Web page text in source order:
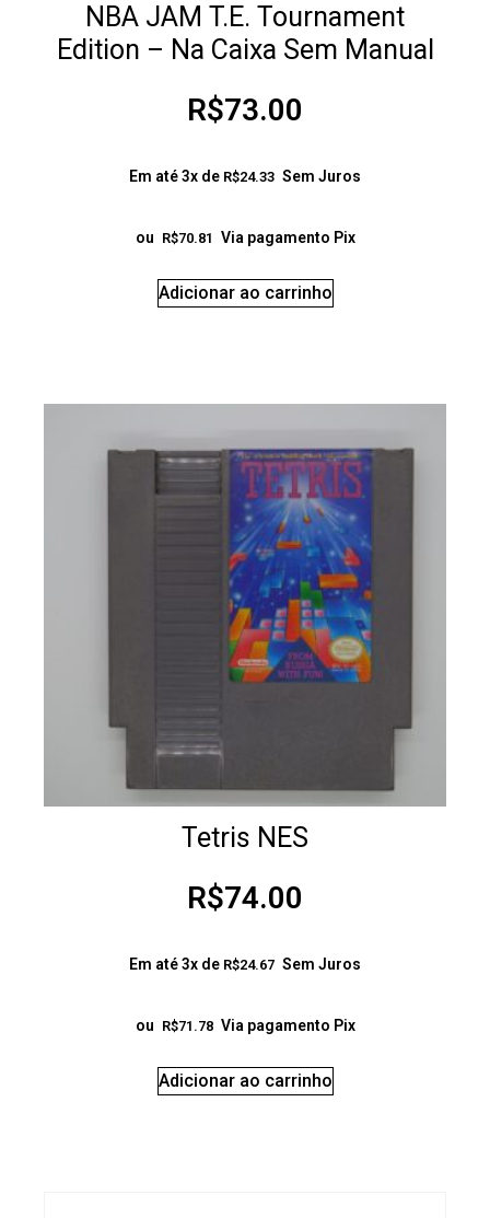
NBA JAM T.E. Tournament
Edition – Na Caixa Sem Manual
R$73.00
Em até 3x de R$24.33 Sem Juros
ou R$70.81 Via pagamento Pix
Adicionar ao carrinho
Tetris NES
R$74.00
Em até 3x de R$24.67 Sem Juros
ou R$71.78 Via pagamento Pix
Adicionar ao carrinho